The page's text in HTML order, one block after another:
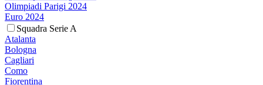
Olimpiadi Parigi 2024
Euro 2024
Squadra Serie A
Atalanta
Bologna
Cagliari
Como
Fiorentina